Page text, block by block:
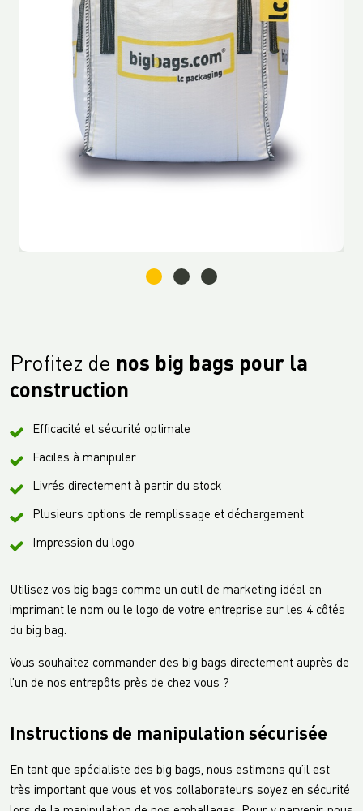
Profitez de nos big bags pour la
construction
Efficacité et sécurité optimale
Faciles à manipuler
Livrés directement à partir du stock
Plusieurs options de remplissage et déchargement
Impression du logo
Utilisez vos big bags comme un outil de marketing idéal en
imprimant le nom ou le logo de votre entreprise sur les 4 côtés
du big bag.
Vous souhaitez commander des big bags directement auprès de
l’un de nos entrepôts près de chez vous ?
Instructions de manipulation sécurisée
En tant que spécialiste des big bags, nous estimons qu’il est
très important que vous et vos collaborateurs soyez en sécurité